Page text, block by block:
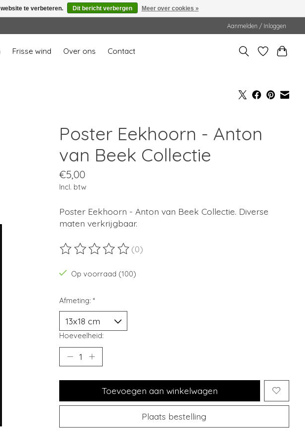
Aanmelden / Inloggen
Frisse wind Over ons Contact
Poster Eekhoorn - Anton
van Beek Collectie
€5,00
Incl. btw
Poster Eekhoorn - Anton van Beek Collectie. Diverse
maten verkrijgbaar.
De beoordeling van dit product is
(0)
Op voorraad (100)
Afmeting: *
Hoeveelheid:
Toevoegen aan winkelwagen
Plaats bestelling
te verbeteren. Dit bericht verbergen Meer over cookies »